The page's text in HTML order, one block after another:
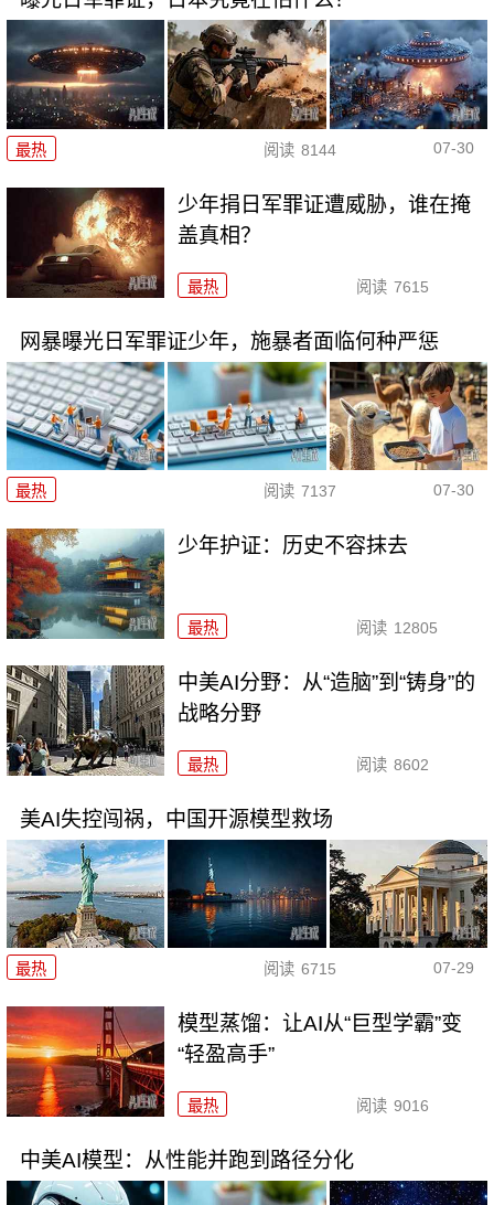
最热 阅读 8144 07-30
少年捐日军罪证遭威胁，谁在掩
盖真相？
最热 阅读 7615
网暴曝光日军罪证少年，施暴者面临何种严惩
最热 阅读 7137 07-30
少年护证：历史不容抹去
最热 阅读 12805
中美AI分野：从“造脑”到“铸身”的
战略分野
最热 阅读 8602
美AI失控闯祸，中国开源模型救场
最热 阅读 6715 07-29
模型蒸馏：让AI从“巨型学霸”变
“轻盈高手”
最热 阅读 9016
中美AI模型：从性能并跑到路径分化